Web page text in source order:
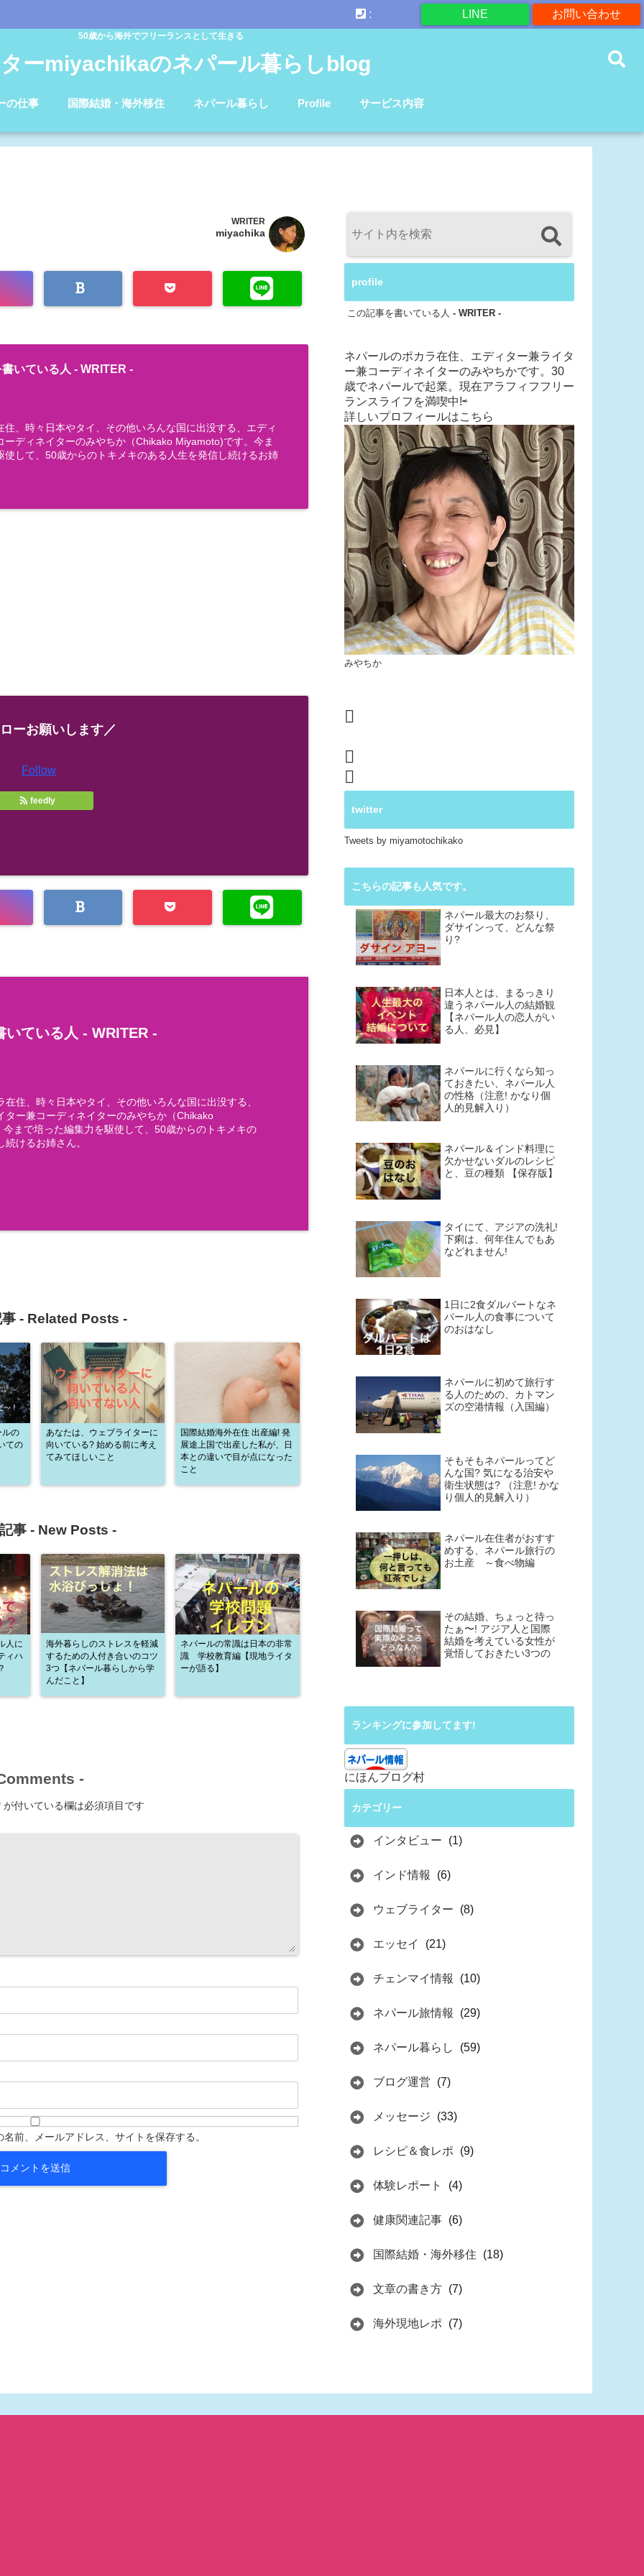
お問い合わせ
LINE
:
50歳から海外でフリーランスとして生きる
ーmiyachikaのネパール暮らしblog
の仕事 国際結婚・海外移住 ネパール暮らし Profile サービス内容
WRITER
miyachika
いている人 - WRITER -
住、時々日本やタイ、その他いろんな国に出没する、エディ
ーディネイターのみやちか（Chikako Miyamoto)です。今ま
使して、50歳からのトキメキのある人生を発信し続けるお姉
ーお願いします／
Follow
feedly
いている人 - WRITER -
在住、時々日本やタイ、その他いろんな国に出没する、
ター兼コーディネイターのみやちか（Chikako
まで培った編集力を駆使して、50歳からのトキメキの
けるお姉さん。
- Related Posts -
の
ての
あなたは、ウェブライターに
向いている? 始める前に考え
てみてほしいこと
国際結婚海外在住 出産編! 発
展途上国で出産した私が、日
本との違いで目が点になった
こと
事 - New Posts -
人に
ィハ
海外暮らしのストレスを軽減
するための人付き合いのコツ
3つ【ネパール暮らしから学
んだこと】
ネパールの常識は日本の非常
識 学校教育編【現地ライタ
ーが語る】
-
が付いている欄は必須項目です
前、メールアドレス、サイトを保存する。
profile
この記事を書いている人 - WRITER -
ネパールのポカラ在住、エディター兼ライタ
ー兼コーディネイターのみやちかです。30
歳でネパールで起業。現在アラフィフフリー
ランスライフを満喫中!⇨
詳しいプロフィールはこちら
みやちか
twitter
Tweets by miyamotochikako
こちらの記事も人気です。
ネパール最大のお祭り、
ダサインって、どんな祭
り?
日本人とは、まるっきり
違うネパール人の結婚観
【ネパール人の恋人がい
る人、必見】
ネパールに行くなら知っ
ておきたい、ネパール人
の性格（注意! かなり個
人的見解入り）
ネパール＆インド料理に
欠かせないダルのレシピ
と、豆の種類 【保存版】
タイにて、アジアの洗礼!
下痢は、何年住んでもあ
などれません!
1日に2食ダルバートなネ
パール人の食事について
のおはなし
ネパールに初めて旅行す
る人のための、カトマン
ズの空港情報（入国編）
そもそもネパールってど
んな国? 気になる治安や
衛生状態は? （注意! かな
り個人的見解入り）
ネパール在住者がおすす
めする、ネパール旅行の
お土産 ～食べ物編
その結婚、ちょっと待っ
たぁ〜! アジア人と国際
結婚を考えている女性が
覚悟しておきたい3つの
ランキングに参加してます!
にほんブログ村
カテゴリー
インタビュー (1)
インド情報 (6)
ウェブライター (8)
エッセイ (21)
チェンマイ情報 (10)
ネパール旅情報 (29)
ネパール暮らし (59)
ブログ運営 (7)
メッセージ (33)
レシピ＆食レポ (9)
体験レポート (4)
健康関連記事 (6)
国際結婚・海外移住 (18)
文章の書き方 (7)
海外現地レポ (7)